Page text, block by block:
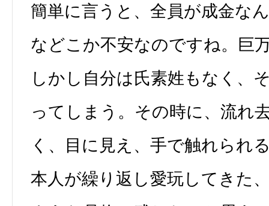
簡単に言うと、全員が成金な
などこか不安なのですね。巨
しかし自分は氏素姓もなく、
ってしまう。その時に、流れ
く、目に見え、手で触れられ
本人が繰り返し愛玩してきた